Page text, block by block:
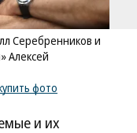
Серебренников и
Алексей
фото
и их